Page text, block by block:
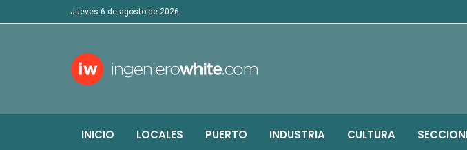
jueves 6 de agosto de 2026
INICIO LOCALES PUERTO INDUSTRIA CULTURA